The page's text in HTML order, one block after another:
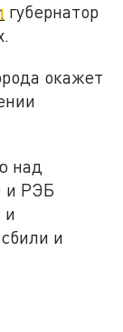
губернатор
окажет
над
и РЭБ
и
и